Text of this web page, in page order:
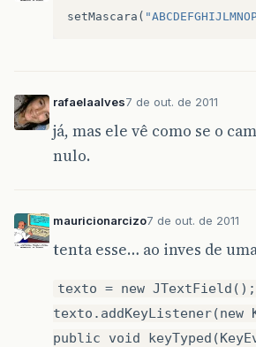
setMascara (
rafaelaalves7 de out. de 2011
já, mas ele vê como se o
nulo.
mauricionarcizo7 de out. de 2011
tenta esse… ao inves de
texto = new JTextField();
texto.addKeyListener(new
public void